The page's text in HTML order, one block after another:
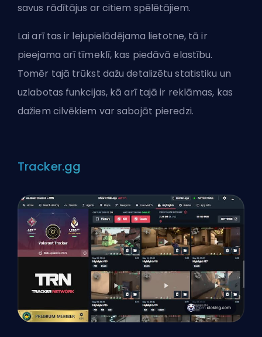
savus rādītājus ar citiem spēlētājiem.
Lai arī tas ir lejupielādējama lietotne, tā ir
pieejama arī tīmeklī, kas piedāvā elastību.
Tomēr tajā trūkst dažu detalizētu statistiku un
uzlabotas funkcijas, kā arī tajā ir reklāmas, kas
dažiem cilvēkiem var sabojāt pieredzi.
Tracker.gg